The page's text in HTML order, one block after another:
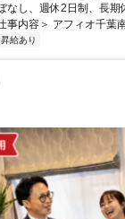
なし、週休2日制、長期
事内容＞ アフィオ千葉
昇給あり